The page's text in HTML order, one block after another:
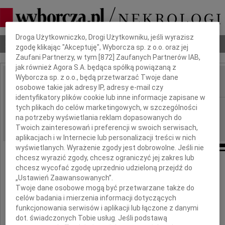
Nekrologi Odeszli Poradnik pogrzebowy
IMIĘ I NAZWISKO:
REGION: Kraków
DATA EMISJI: 24.08.2016
Rafałowi Curyło
wyrazy głębokiego współczucia
z powodu śmierci
Dbamy o Twoją prywatność
Droga Użytkowniczko, Drogi Użytkowniku, jeśli wyrazisz
zgodę klikając "Akceptuję", Wyborcza sp. z o.o. oraz jej
Zaufani Partnerzy, w tym [872 ] Zaufanych Partnerów IAB,
jak również Agora S.A. będąca spółką powiązaną z
Wyborcza sp. z o.o., będą przetwarzać Twoje dane
osobowe takie jak adresy IP, adresy e-mail czy
identyfikatory plików cookie lub inne informacje zapisane w
tych plikach do celów marketingowych, w szczególności
na potrzeby wyświetlania reklam dopasowanych do
Twoich zainteresowań i preferencji w swoich serwisach,
aplikacjach i w Internecie lub personalizacji treści w nich
wyświetlanych. Wyrażenie zgody jest dobrowolne. Jeśli nie
chcesz wyrazić zgody, chcesz ograniczyć jej zakres lub
chcesz wycofać zgodę uprzednio udzieloną przejdź do
„Ustawień Zaawansowanych”.
Twoje dane osobowe mogą być przetwarzane także do
celów badania i mierzenia informacji dotyczących
funkcjonowania serwisów i aplikacji lub łączone z danymi
dot. świadczonych Tobie usług. Jeśli podstawą